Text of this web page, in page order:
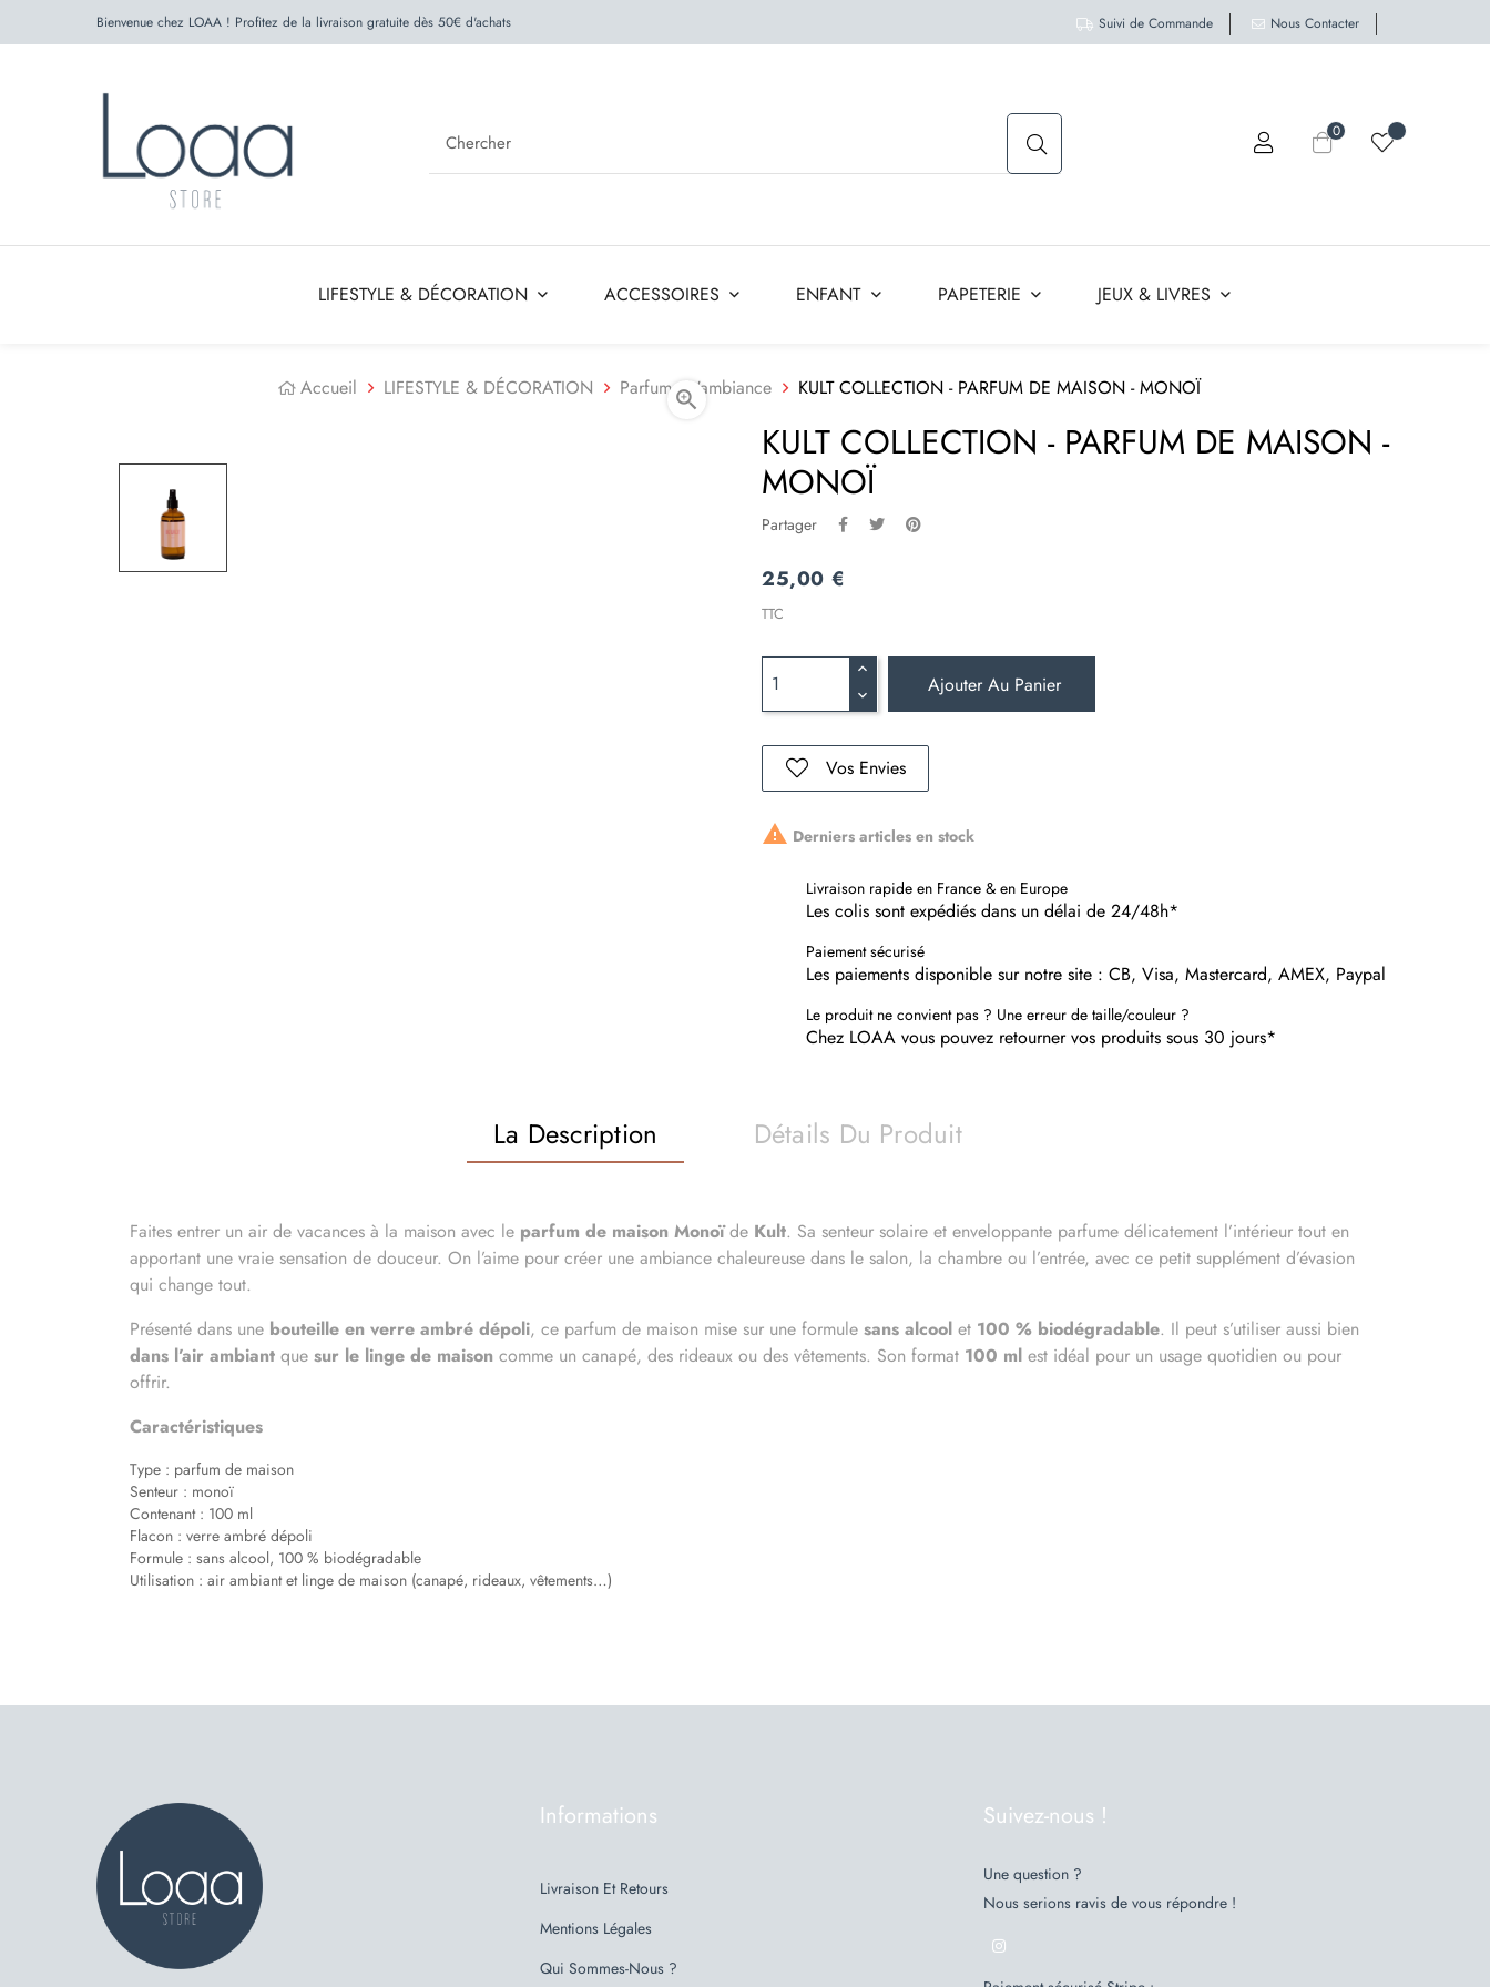
Bienvenue chez LOAA ! Profitez de la livraison gratuite dès 50€ d'achats Suivi de Commande Nous Contacter
0
LIFESTYLE & DÉCORATION ACCESSOIRES ENFANT PAPETERIE JEUX & LIVRES
Accueil LIFESTYLE & DÉCORATION Parfums D'ambiance KULT COLLECTION - PARFUM DE MAISON - MONOÏ

KULT COLLECTION - PARFUM DE MAISON -
MONOÏ
Partager
25,00 €
TTC
Ajouter Au Panier
Vos Envies
 Derniers articles en stock
Livraison rapide en France & en Europe
Les colis sont expédiés dans un délai de 24/48h*
Paiement sécurisé
Les paiements disponible sur notre site : CB, Visa, Mastercard, AMEX, Paypal
Le produit ne convient pas ? Une erreur de taille/couleur ?
Chez LOAA vous pouvez retourner vos produits sous 30 jours*
La Description Détails Du Produit
Faites entrer un air de vacances à la maison avec le parfum de maison Monoïde Kult. Sa senteur solaire et enveloppante parfume délicatement l’intérieur tout en
apportant une vraie sensation de douceur. On l’aime pour créer une ambiance chaleureuse dans le salon, la chambre ou l’entrée, avec ce petit supplément d’évasion
qui change tout.
Présenté dans une bouteille en verre ambré dépoli, ce parfum de maison mise sur une formule sans alcool et 100 % biodégradable. Il peut s’utiliser aussi bien
dans l’air ambiant que sur le linge de maison comme un canapé, des rideaux ou des vêtements. Son format 100 ml est idéal pour un usage quotidien ou pour
offrir.
Caractéristiques
Type : parfum de maison
Senteur : monoï
Contenant: 100 ml
Flacon : verre ambré dépoli
Formule : sans alcool, 100 % biodégradable
Utilisation : air ambiant et linge de maison (canapé, rideaux, vêtements…)
Informations
Livraison Et Retours
Mentions Légales
Qui Sommes-Nous ?
Suivez-nous !
Une question ?
Nous serions ravis de vous répondre !